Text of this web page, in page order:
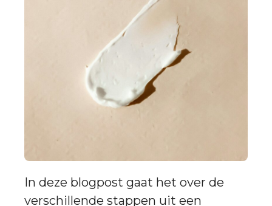
In deze blogpost gaat het over de
verschillende stappen uit een